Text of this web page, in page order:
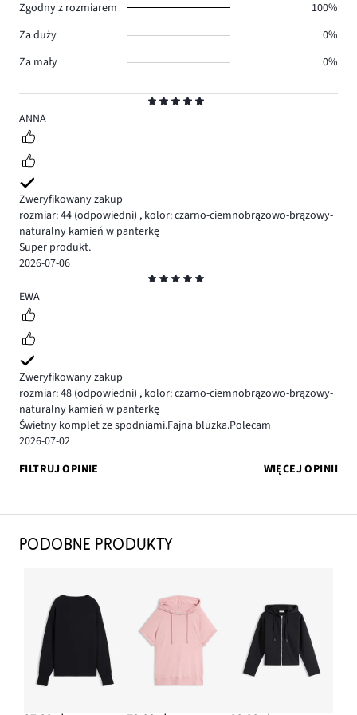
5
ANNA
Zweryfikowany zakup
rozmiar: 44 (odpowiedni) , kolor: czarno-ciemnobrązowo-brązowy-
naturalny kamień w panterkę
Super produkt.
2026-07-06
5
EWA
Zweryfikowany zakup
rozmiar: 48 (odpowiedni) , kolor: czarno-ciemnobrązowo-brązowy-
naturalny kamień w panterkę
Świetny komplet ze spodniami.Fajna bluzka.Polecam
2026-07-02
FILTRUJ OPINIE
WIĘCEJ OPINII
Zgodny z rozmiarem
100%
Za duży
0%
Za mały
0%
PODOBNE PRODUKTY